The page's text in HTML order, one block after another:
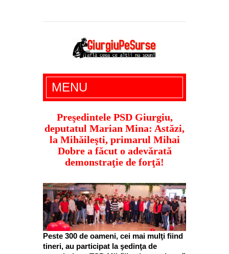
Giurgiu Pe Surse – actualitate giurgiu,
administratie giurgiu, stiri politice, social
economic, editoriale giurgiu, dezvaluiri,
soc, cancan, stiri locale
MENU
Preşedintele PSD Giurgiu,
deputatul Marian Mina: Astăzi,
la Mihăileşti, primarul Mihai
Dobre a făcut o adevărată
demonstraţie de forţă!
Peste 300 de oameni, cei mai mulţi fiind
tineri, au participat la şedinţa de